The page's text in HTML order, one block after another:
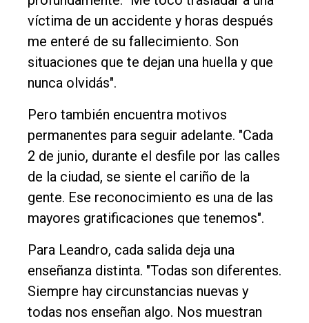
víctima de un accidente y horas después
me enteré de su fallecimiento. Son
situaciones que te dejan una huella y que
nunca olvidás".
Pero también encuentra motivos
permanentes para seguir adelante. "Cada
2 de junio, durante el desfile por las calles
de la ciudad, se siente el cariño de la
gente. Ese reconocimiento es una de las
mayores gratificaciones que tenemos".
Para Leandro, cada salida deja una
enseñanza distinta. "Todas son diferentes.
Siempre hay circunstancias nuevas y
todas nos enseñan algo. Nos muestran